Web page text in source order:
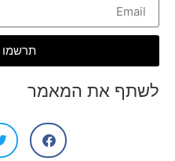
תרשמו
לשתף את המאמר